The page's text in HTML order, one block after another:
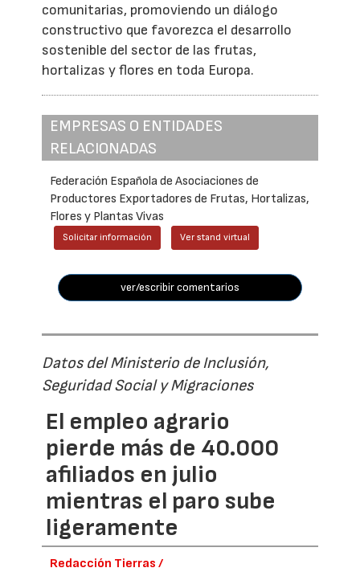
comunitarias, promoviendo un diálogo
constructivo que favorezca el desarrollo
sostenible del sector de las frutas,
hortalizas y flores en toda Europa.
EMPRESAS O ENTIDADES
RELACIONADAS
Federación Española de Asociaciones de
Productores Exportadores de Frutas, Hortalizas,
Flores y Plantas Vivas
Solicitar información Ver stand virtual
ver/escribir comentarios
Datos del Ministerio de Inclusión,
Seguridad Social y Migraciones
El empleo agrario
pierde más de 40.000
afiliados en julio
mientras el paro sube
ligeramente
Redacción Tierras /